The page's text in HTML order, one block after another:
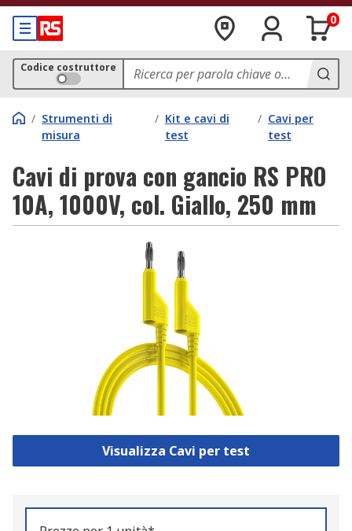
0
Codice costruttore
/ Strumenti di
misura
/ Kit e cavi di
test
/ Cavi per
test
Cavi di prova con gancio RS PRO
10A, 1000V, col. Giallo, 250 mm
Visualizza Cavi per test